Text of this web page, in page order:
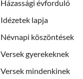
Házassági évforduló
Idézetek lapja
Névnapi köszöntések
Versek gyerekeknek
Versek mindenkinek